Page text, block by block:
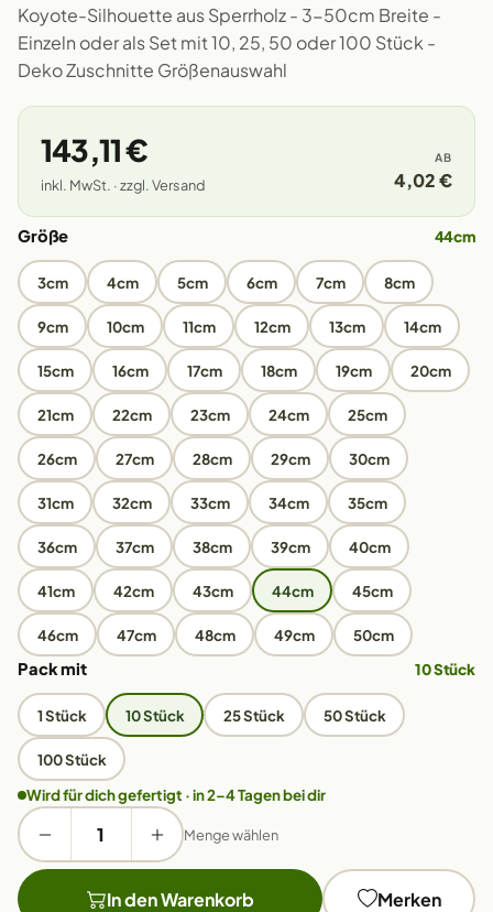
Koyote-Silhouette aus Sperrholz - 3-50cm Breite -
Einzeln oder als Set mit 10, 25, 50 oder 100 Stück -
Deko Zuschnitte Größenauswahl
143,11 €
inkl. MwSt. · zzgl. Versand
AB
4,02 €
Größe 44cm
3cm 4cm 5cm 6cm 7cm 8cm
9cm 10cm 11cm 12cm 13cm 14cm
15cm 16cm 17cm 18cm 19cm 20cm
21cm 22cm 23cm 24cm 25cm
26cm 27cm 28cm 29cm 30cm
31cm 32cm 33cm 34cm 35cm
36cm 37cm 38cm 39cm 40cm
41cm 42cm 43cm 44cm 45cm
46cm 47cm 48cm 49cm 50cm
Pack mit 10 Stück
1 Stück 10 Stück 25 Stück 50 Stück
100 Stück
Wird für dich gefertigt · in 2–4 Tagen bei dir
Menge wählen
In den Warenkorb Merken